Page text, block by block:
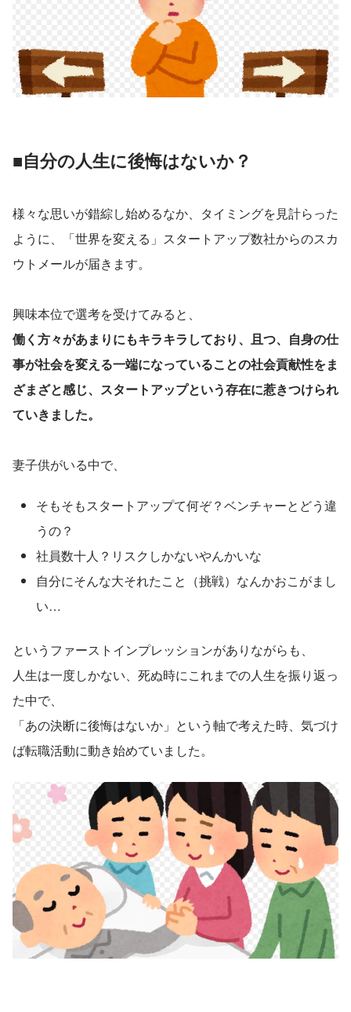
■自分の人生に後悔はないか？
様々な思いが錯綜し始めるなか、タイミングを見計らった
ように、「世界を変える」スタートアップ数社からのスカ
ウトメールが届きます。
興味本位で選考を受けてみると、
働く方々があまりにもキラキラしており、且つ、自身の仕
事が社会を変える一端になっていることの社会貢献性をま
ざまざと感じ、スタートアップという存在に惹きつけられ
ていきました。
妻子供がいる中で、
そもそもスタートアップて何ぞ？ベンチャーとどう違
うの？
社員数十人？リスクしかないやんかいな
自分にそんな大それたこと（挑戦）なんかおこがまし
い…
というファーストインプレッションがありながらも、
人生は一度しかない、死ぬ時にこれまでの人生を振り返っ
た中で、
「あの決断に後悔はないか」という軸で考えた時、気づけ
ば転職活動に動き始めていました。